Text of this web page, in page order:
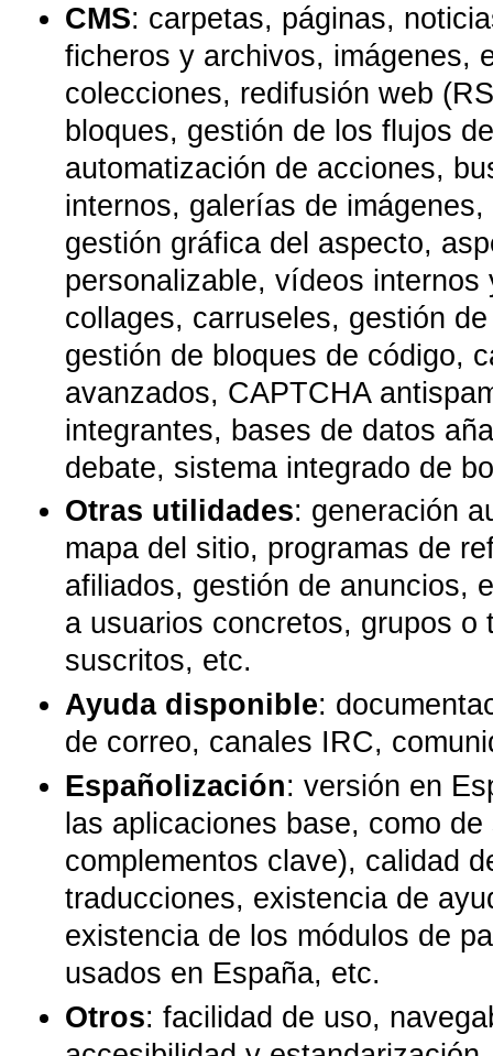
CMS: carpetas, páginas,
ficheros y archivos, imágenes,
colecciones, redifusión web
bloques, gestión de los flujos
automatización de acciones,
internos, galerías de
gestión gráfica del aspecto,
personalizable, vídeos internos
collages, carruseles, gestión
gestión de bloques de código,
avanzados, CAPTCHA
integrantes, bases de datos
debate, sistema integrado de
Otras utilidades: generación
mapa del sitio, programas de
afiliados, gestión de anuncios,
a usuarios concretos, grupos o
suscritos, etc.
Ayuda disponible:
de correo, canales IRC,
Españolización: versión en
las aplicaciones base, como
complementos clave), calidad
traducciones, existencia de
existencia de los módulos de
usados en España, etc.
Otros: facilidad de uso,